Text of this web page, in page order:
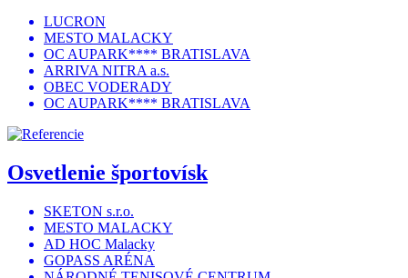
LUCRON
MESTO MALACKY
OC AUPARK**** BRATISLAVA
ARRIVA NITRA a.s.
OBEC VODERADY
OC AUPARK**** BRATISLAVA
Osvetlenie športovísk
SKETON s.r.o.
MESTO MALACKY
AD HOC Malacky
GOPASS ARÉNA